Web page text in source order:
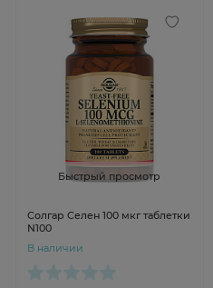
Быстрый просмотр
Солгар Селен 100 мкг таблетки
N100
В наличии